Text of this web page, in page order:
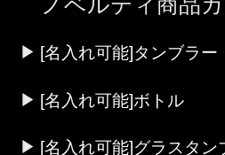
ノベルティ商品
[名入れ可能]タンブラー
[名入れ可能]ボトル
[名入れ可能]グラスタン